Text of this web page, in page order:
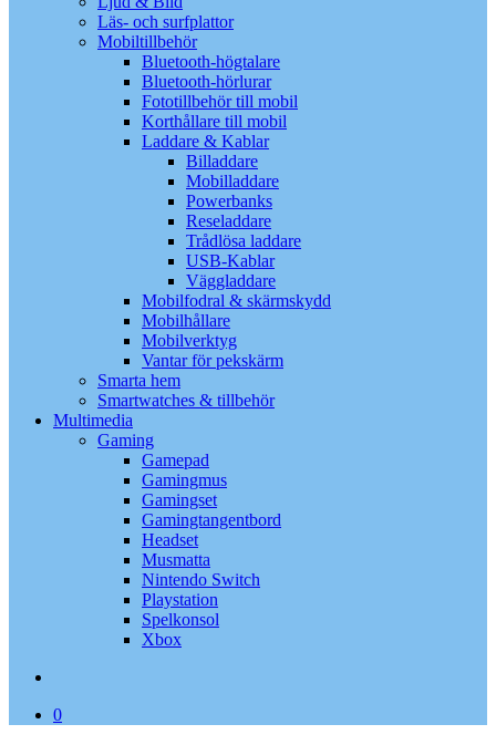
Läs- och surfplattor
Mobiltillbehör
Bluetooth-högtalare
Bluetooth-hörlurar
Fototillbehör till mobil
Korthållare till mobil
Laddare & Kablar
Billaddare
Mobilladdare
Powerbanks
Reseladdare
Trådlösa laddare
USB-Kablar
Väggladdare
Mobilfodral & skärmskydd
Mobilhållare
Mobilverktyg
Vantar för pekskärm
Smarta hem
Smartwatches & tillbehör
Multimedia
Gaming
Gamepad
Gamingmus
Gamingset
Gamingtangentbord
Headset
Musmatta
Nintendo Switch
Playstation
Spelkonsol
Xbox
0